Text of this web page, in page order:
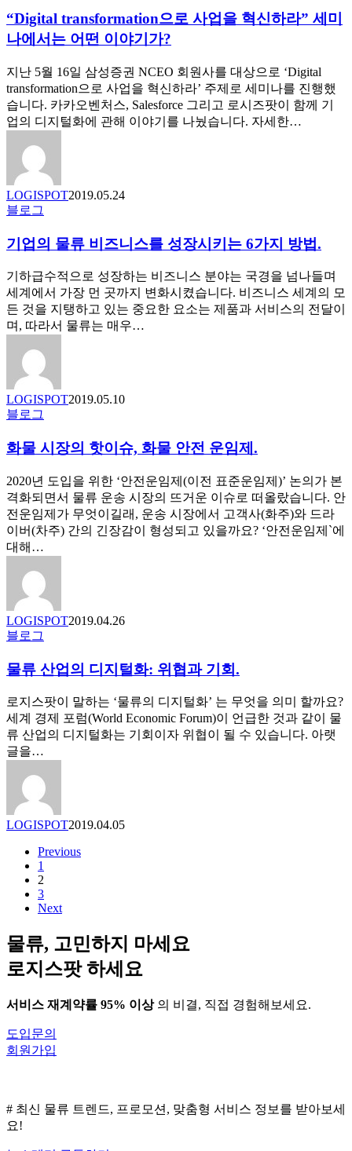
으
로
사
을
혁
신
하
미
나
에
는
떤
이
야
기
“Digital transformation으로 사업을 혁신하라” 세미
나에서는 어떤 이야기가?
지난 5월 16일 삼성증권 NCEO 회원사를 대상으로 ‘Digital
transformation으로 사업을 혁신하라’ 주제로 세미나를 진행했
습니다. 카카오벤처스, Salesforce 그리고 로시즈팟이 함께 기
업의 디지털화에 관해 이야기를 나눴습니다. 자세한…
LOGISPOT2019.05.24
기
의
류
비
즈
니
장
시
키
는
6
지
방
법.
블로그
기업의 물류 비즈니스를 성장시키는 6가지 방법.
기하급수적으로 성장하는 비즈니스 분야는 국경을 넘나들며
세계에서 가장 먼 곳까지 변화시켰습니다. 비즈니스 세계의 모
든 것을 지탱하고 있는 중요한 요소는 제품과 서비스의 전달이
며, 따라서 물류는 매우…
LOGISPOT2019.05.10
화
시
의
핫
이
슈,
화
운
임
제.
블로그
화물 시장의 핫이슈, 화물 안전 운임제.
2020년 도입을 위한 ‘안전운임제(이전 표준운임제)’ 논의가 본
격화되면서 물류 운송 시장의 뜨거운 이슈로 떠올랐습니다. 안
전운임제가 무엇이길래, 운송 시장에서 고객사(화주)와 드라
이버(차주) 간의 긴장감이 형성되고 있을까요? ‘안전운임제`에
대해…
LOGISPOT2019.04.26
물
산
의
디
지
털
과
기
블로그
물류 산업의 디지털화: 위협과 기회.
로지스팟이 말하는 ‘물류의 디지털화’ 는 무엇을 의미 할까요?
세계 경제 포럼(World Economic Forum)이 언급한 것과 같이 물
류 산업의 디지털화는 기회이자 위협이 될 수 있습니다. 아랫
글을…
LOGISPOT2019.04.05
Previous
1
2
3
Next
물류, 고민하지 마세요
로지스팟 하세요
서비스 재계약률 95% 이상의 비결, 직접 경험해보세요.
도입문의
회원가입
# 최신 물류 트렌드, 프로모션, 맞춤형 서비스 정보를 받아보세
요!